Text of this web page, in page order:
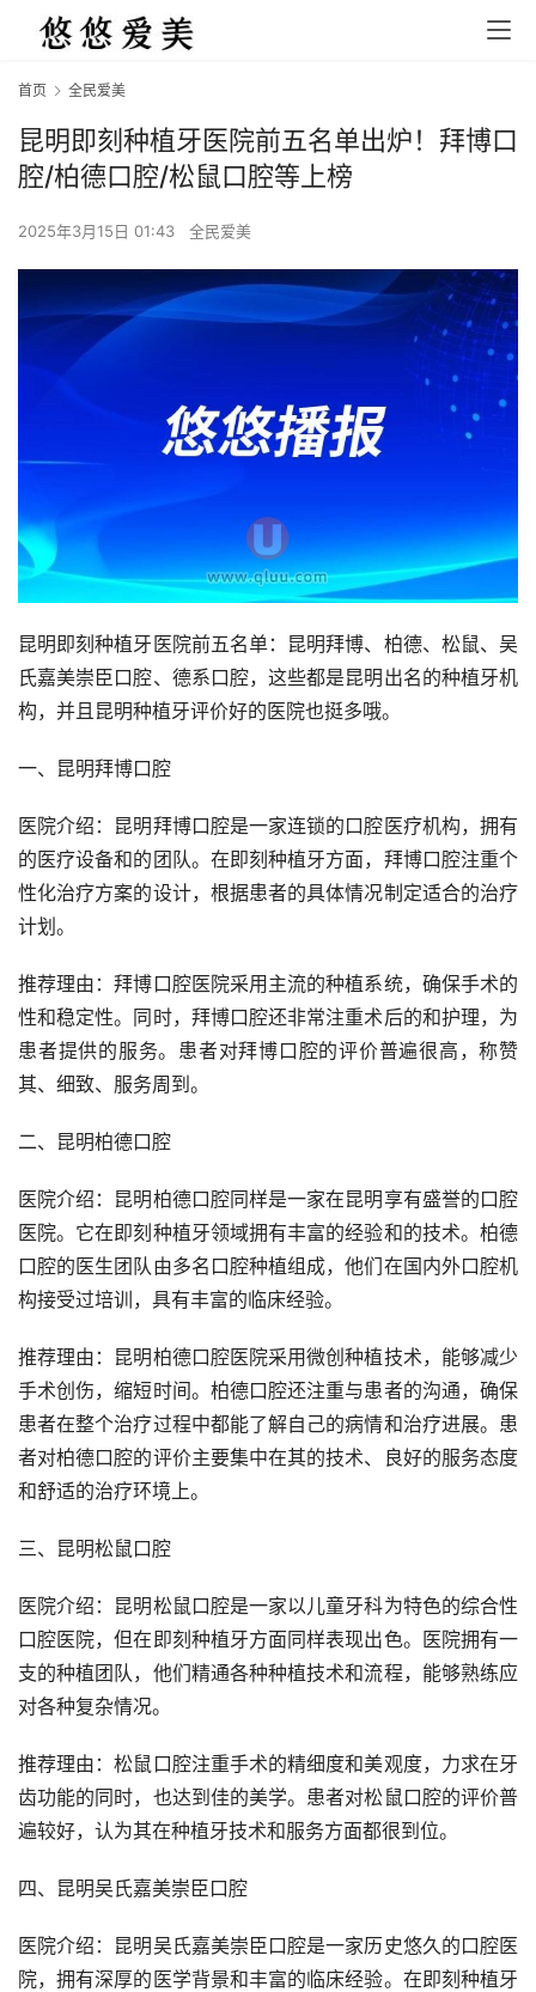
首页 全民爱美
昆明即刻种植牙医院前五名单出炉！拜博口
腔/柏德口腔/松鼠口腔等上榜
2025年3月15日 01:43 全民爱美
昆明即刻种植牙医院前五名单：昆明拜博、柏德、松鼠、吴
氏嘉美崇臣口腔、德系口腔，这些都是昆明出名的种植牙机
构，并且昆明种植牙评价好的医院也挺多哦。
一、昆明拜博口腔
医院介绍：昆明拜博口腔是一家连锁的口腔医疗机构，拥有
的医疗设备和的团队。在即刻种植牙方面，拜博口腔注重个
性化治疗方案的设计，根据患者的具体情况制定适合的治疗
计划。
推荐理由：拜博口腔医院采用主流的种植系统，确保手术的
性和稳定性。同时，拜博口腔还非常注重术后的和护理，为
患者提供的服务。患者对拜博口腔的评价普遍很高，称赞
其、细致、服务周到。
二、昆明柏德口腔
医院介绍：昆明柏德口腔同样是一家在昆明享有盛誉的口腔
医院。它在即刻种植牙领域拥有丰富的经验和的技术。柏德
口腔的医生团队由多名口腔种植组成，他们在国内外口腔机
构接受过培训，具有丰富的临床经验。
推荐理由：昆明柏德口腔医院采用微创种植技术，能够减少
手术创伤，缩短时间。柏德口腔还注重与患者的沟通，确保
患者在整个治疗过程中都能了解自己的病情和治疗进展。患
者对柏德口腔的评价主要集中在其的技术、良好的服务态度
和舒适的治疗环境上。
三、昆明松鼠口腔
医院介绍：昆明松鼠口腔是一家以儿童牙科为特色的综合性
口腔医院，但在即刻种植牙方面同样表现出色。医院拥有一
支的种植团队，他们精通各种种植技术和流程，能够熟练应
对各种复杂情况。
推荐理由：松鼠口腔注重手术的精细度和美观度，力求在牙
齿功能的同时，也达到佳的美学。患者对松鼠口腔的评价普
遍较好，认为其在种植牙技术和服务方面都很到位。
四、昆明吴氏嘉美崇臣口腔
医院介绍：昆明吴氏嘉美崇臣口腔是一家历史悠久的口腔医
院，拥有深厚的医学背景和丰富的临床经验。在即刻种植牙